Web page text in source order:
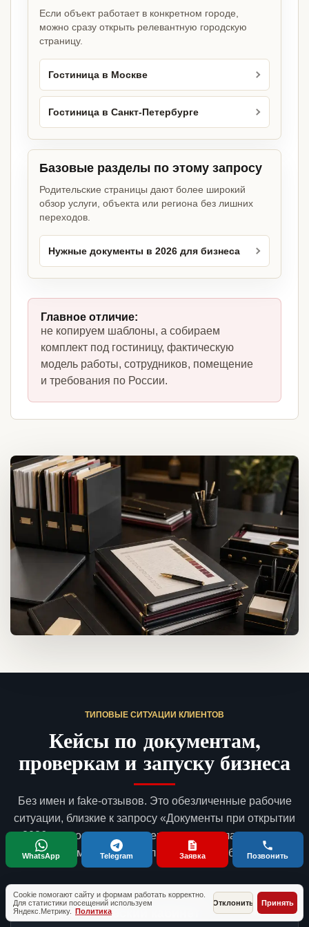
Если объект работает в конкретном городе,
можно сразу открыть релевантную городскую
страницу.
Гостиница в Москве
Гостиница в Санкт-Петербурге
Базовые разделы по этому запросу
Родительские страницы дают более широкий
обзор услуги, объекта или региона без лишних
переходов.
Нужные документы в 2026 для бизнеса
Главное отличие:
не копируем шаблоны, а собираем
комплект под гостиницу, фактическую
модель работы, сотрудников, помещение
и требования по России.
ТИПОВЫЕ СИТУАЦИИ КЛИЕНТОВ
Кейсы по документам,
проверкам и запуску бизнеса
Без имен и fake-отзывов. Это обезличенные рабочие
ситуации, близкие к запросу «Документы при открытии
в 2026 для гостиницы»: с чем приходят владельцы, что
готовим и какой результат получает бизнес.
Стоматологический кабинет Москва
Cookie помогают сайту и формам работать корректно.
Для статистики посещений используем
Яндекс.Метрику. Политика
Отклонить Принять
WhatsApp Telegram Заявка Позвонить